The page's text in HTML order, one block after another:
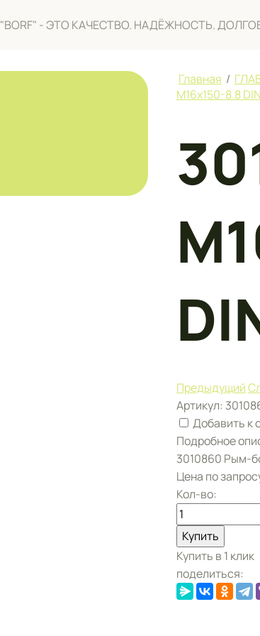
"BORF" - ЭТО КАЧЕСТВО. НАДЁЖНОСТЬ.
Главная /
М16х150-8.8
Предыдущий
Артикул:
Добавить к
Подробное
3010860 Рым-
Цена по
Кол-во:
Купить
Купить в 1 клик
поделиться: